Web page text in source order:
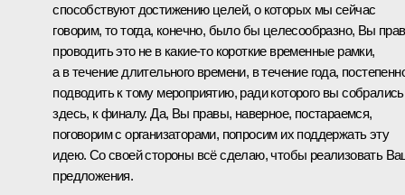
способствуют достижению целей, о которых мы сейчас
говорим, то тогда, конечно, было бы целесообразно, Вы
проводить это не в какие-то короткие временные рамки,
а в течение длительного времени, в течение года,
подводить к тому мероприятию, ради которого вы собрались
здесь, к финалу. Да, Вы правы, наверное, постараемся,
поговорим с организаторами, попросим их поддержать эту
идею. Со своей стороны всё сделаю, чтобы реализовать
предложения.